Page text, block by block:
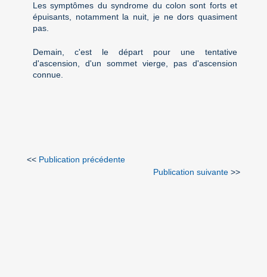
Les symptômes du syndrome du colon sont forts et
épuisants, notamment la nuit, je ne dors quasiment
pas.
Demain, c'est le départ pour une tentative
d'ascension, d'un sommet vierge, pas d'ascension
connue.
<< Publication précédente
Publication suivante >>